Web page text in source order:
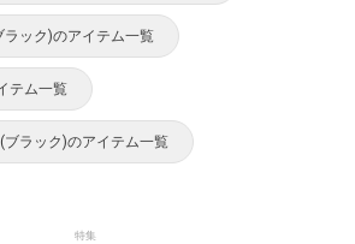
ック)のアイテム一覧
テム一覧
ブラック)のアイテム一覧
特集